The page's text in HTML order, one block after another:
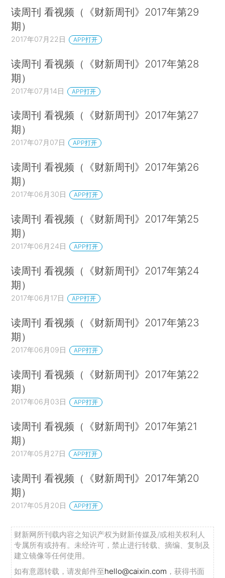
读周刊 看视频（《财新周刊》2017年第29
期）
2017年07月22日 APP打开
读周刊 看视频（《财新周刊》2017年第28
期）
2017年07月14日 APP打开
读周刊 看视频（《财新周刊》2017年第27
期）
2017年07月07日 APP打开
读周刊 看视频（《财新周刊》2017年第26
期）
2017年06月30日 APP打开
读周刊 看视频（《财新周刊》2017年第25
期）
2017年06月24日 APP打开
读周刊 看视频（《财新周刊》2017年第24
期）
2017年06月17日 APP打开
读周刊 看视频（《财新周刊》2017年第23
期）
2017年06月09日 APP打开
读周刊 看视频（《财新周刊》2017年第22
期）
2017年06月03日 APP打开
读周刊 看视频（《财新周刊》2017年第21
期）
2017年05月27日 APP打开
读周刊 看视频（《财新周刊》2017年第20
期）
2017年05月20日 APP打开
财新网所刊载内容之知识产权为财新传媒及/或相关权利人
专属所有或持有。未经许可，禁止进行转载、摘编、复制及
建立镜像等任何使用。
如有意愿转载，请发邮件至hello@caixin.com ，获得书面